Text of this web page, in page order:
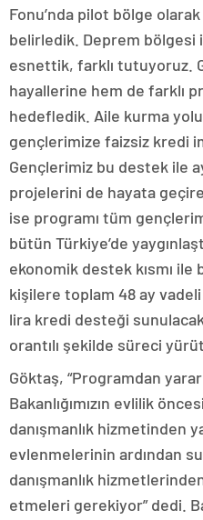
Fonu’nda pilot bölge
belirledik. Deprem bölgesi
esnettik, farklı tutuyoruz.
hayallerine hem de farklı
hedefledik. Aile kurma
gençlerimize faizsiz kredi
Gençlerimiz bu destek ile
projelerini de hayata
ise programı tüm
bütün Türkiye’de
ekonomik destek kısmı ile
kişilere toplam 48 ay vadeli
lira kredi desteği
orantılı şekilde süreci
Göktaş, “Programdan
Bakanlığımızın evlilik
danışmanlık hizmetinden
evlenmelerinin ardından
danışmanlık
etmeleri gerekiyor” dedi.